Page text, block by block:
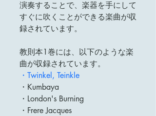
演奏することで、楽器を手にして
すぐに吹くことができる楽曲が収
録されています。
教則本1巻には、以下のような楽
曲が収録されています。
・Twinkel, Teinkle
・Kumbaya
・London's Burning
・Frere Jacques